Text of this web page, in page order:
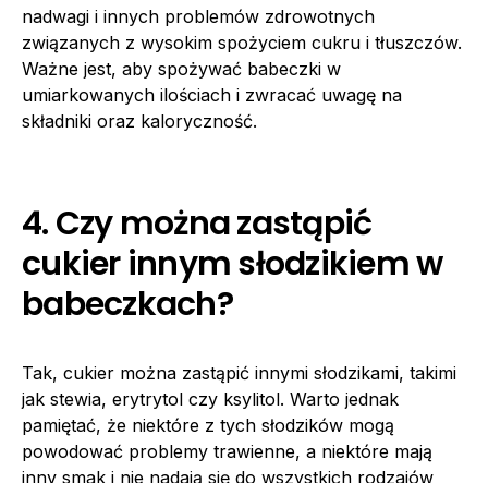
nadwagi i innych problemów zdrowotnych
związanych z wysokim spożyciem cukru i tłuszczów.
Ważne jest, aby spożywać babeczki w
umiarkowanych ilościach i zwracać uwagę na
składniki oraz kaloryczność.
4. Czy można zastąpić
cukier innym słodzikiem w
babeczkach?
Tak, cukier można zastąpić innymi słodzikami, takimi
jak stewia, erytrytol czy ksylitol. Warto jednak
pamiętać, że niektóre z tych słodzików mogą
powodować problemy trawienne, a niektóre mają
inny smak i nie nadają się do wszystkich rodzajów